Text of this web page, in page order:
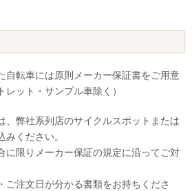
自転車には原則メーカー保証書をご用意
ット・サンプル車除く）
、弊社系列店のサイクルスポットまたは
ください。
に限りメーカー保証の規定に沿ってご対
ご注文日が分かる書類をお持ちくださ